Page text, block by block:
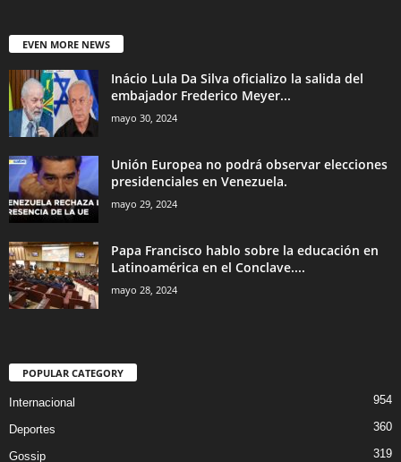
EVEN MORE NEWS
Inácio Lula Da Silva oficializo la salida del
embajador Frederico Meyer...
mayo 30, 2024
Unión Europea no podrá observar elecciones
presidenciales en Venezuela.
mayo 29, 2024
Papa Francisco hablo sobre la educación en
Latinoamérica en el Conclave....
mayo 28, 2024
POPULAR CATEGORY
Internacional 954
Deportes 360
Gossip 319